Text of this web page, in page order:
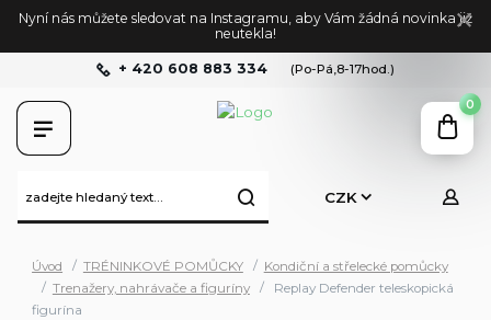
Nyní nás můžete sledovat na Instagramu, aby Vám žádná novinka již
neutekla!
CZK
+ 420 608 883 334 (Po-Pá,8-17hod.)
0
Úvod TRÉNINKOVÉ POMŮCKY
Kondiční a střelecké pomůcky
Trenažery, nahrávače a figuríny
Replay Defender teleskopická
figurína